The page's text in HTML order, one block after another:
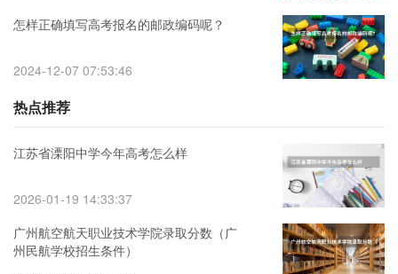
怎样正确填写高考报名的邮政编码呢？
2024-12-07 07:53:46
热点推荐
江苏省溧阳中学今年高考怎么样
2026-01-19 14:33:37
广州航空航天职业技术学院录取分数（广
州民航学校招生条件）